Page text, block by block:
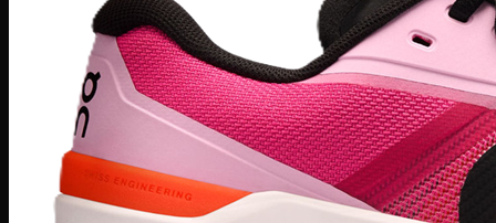
Converse 1970S
Converse Run Star
Onitsuka Tiger
Mexico 66
Serrano SL
Timberland
Travis Scott
Under Armour